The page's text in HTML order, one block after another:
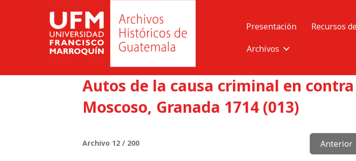
Presentación Recursos
Archivos
Autos de la causa criminal en
Moscoso, Granada 1714 (013)
Archivo 12 / 200 Anterior